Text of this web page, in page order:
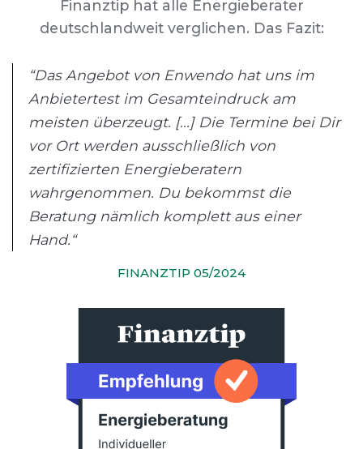
Finanztip hat alle Energieberater
deutschlandweit verglichen. Das Fazit:
“Das Angebot von Enwendo hat uns im
Anbietertest im Gesamteindruck am
meisten überzeugt. [...] Die Termine bei Dir
vor Ort werden ausschließlich von
zertifizierten Energieberatern
wahrgenommen. Du bekommst die
Beratung nämlich komplett aus einer
Hand.“
FINANZTIP 05/2024